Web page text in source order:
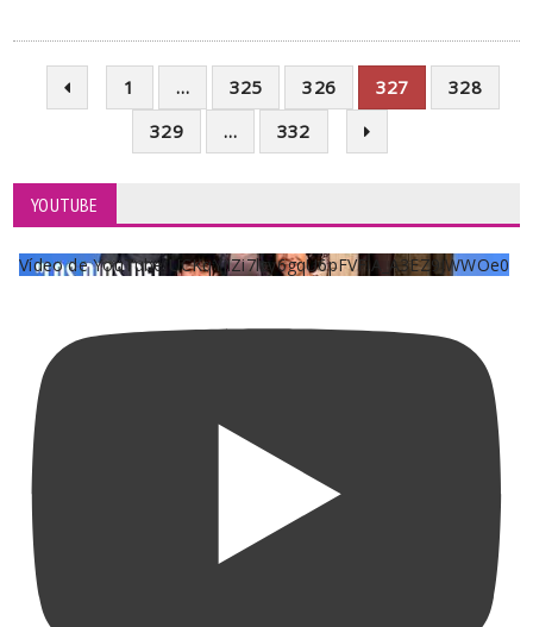
1 … 325 326 327
328
329
… 332
YOUTUBE
Vídeo de YouTube UCKqYjiZi7lzy6gqU6pFVFiA_A3EZ9JWWOe0